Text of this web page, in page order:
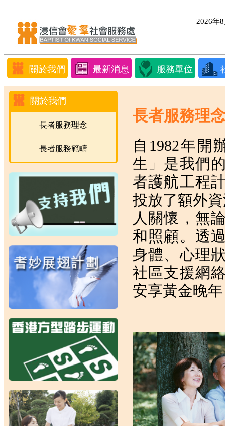
2026年
關於我們 最新消息 服務單位
關於我們
長者服務理念
長者服務範疇
長者服務理
自1982年開
生」是我們
者護航工程
投放了額外
人關懷，無
和照顧。透
身體、心理
社區支援網
安享黃金晚